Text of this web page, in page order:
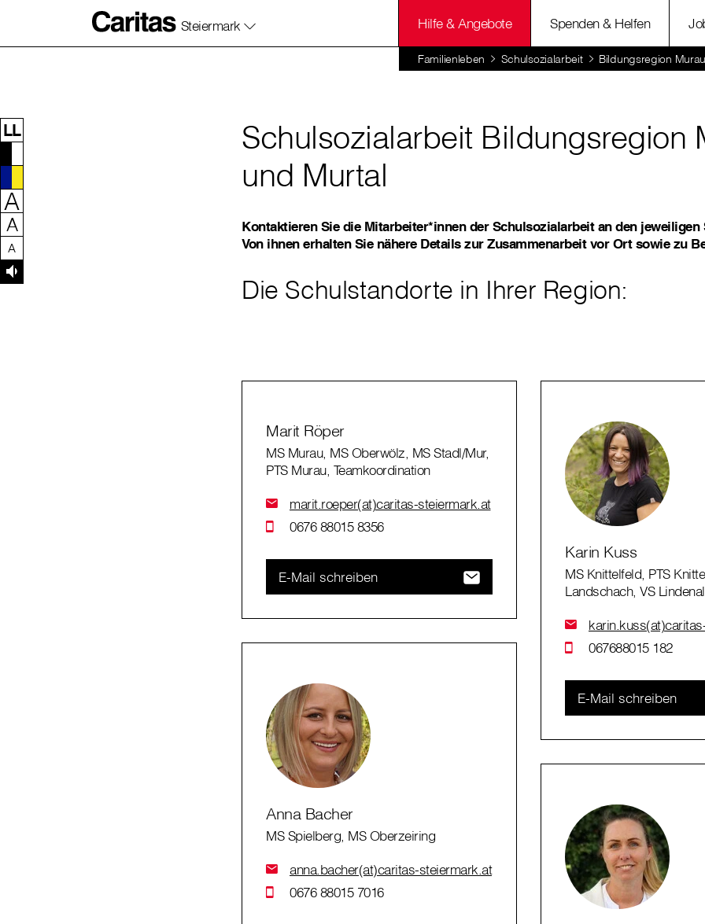
Zum Inhalt dieser Seite
Zur Navigation
Zum Footer dieser Seite
Steiermark Hilfe & Angebote Spenden & Helfen
Familienleben Schulsozialarbeit Bildungsregion
LL
A
A
A
Schulsozialarbeit Bildungsregion
und Murtal
Kontaktieren Sie die Mitarbeiter*innen der Schulsozialarbeit an den jeweiligen
Von ihnen erhalten Sie nähere Details zur Zusammenarbeit vor Ort sowie zu
Die Schulstandorte in Ihrer Region:
Marit Röper
MS Murau, MS Oberwölz, MS Stadl/Mur,
PTS Murau, Teamkoordination
marit.roeper(at)caritas-steiermark.at
0676 88015 8356
E-Mail schreiben
Karin Kuss
MS Knittelfeld, PTS
Landschach, VS
067688015 182
E-Mail schreiben
Anna Bacher
MS Spielberg, MS Oberzeiring
anna.bacher(at)caritas-steiermark.at
0676 88015 7016